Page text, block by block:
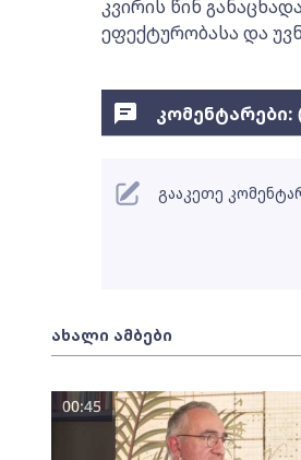
კვირის წინ
ეფექტურობასა და
ახალი ამბები
00:45
კომენტარები:
გააკეთე